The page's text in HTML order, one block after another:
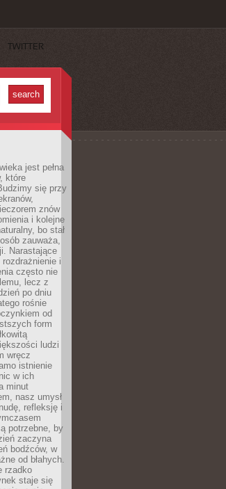
TWITTER
jest pełna
które
się przy
znów
i kolejne
bo stał
zauważa,
Narastające
i
często nie
lecz z
po dniu
rośnie
od
form
ludzi
wręcz
istnienie
w ich
minut
nasz umysł
refleksję i
potrzebne, by
zaczyna
bodźców, w
od błahych.
rzadko
staje się